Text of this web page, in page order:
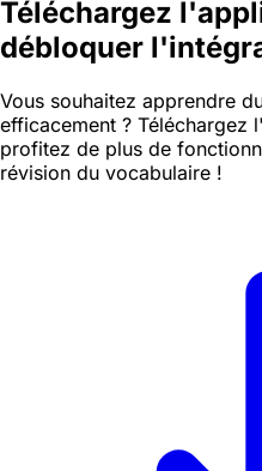
Téléchargez
débloquer
Vous souhaitez apprendre
efficacement ? Téléchargez
profitez de plus de
révision du vocabulaire !